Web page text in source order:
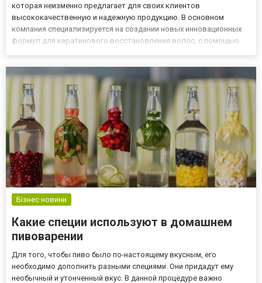
которая неизменно предлагает для своих клиентов
высококачественную и надежную продукцию. В основном
компания специализируется на создании новых инновационных
формул для кератинового восстановления волос, с помощью
восстановительными и защитным...
Бізнес новини
Какие специи используют в домашнем
пивоварении
Для того, чтобы пиво было по-настоящему вкусным, его
необходимо дополнить разными специями. Они придадут ему
необычный и утонченный вкус. В данной процедуре важно